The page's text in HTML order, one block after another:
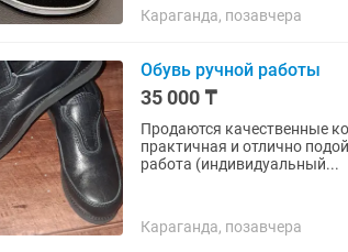
Караганда, позавчера
Обувь ручной работы
35 000 ₸
Продаются качественные
практичная и отлично
работа (индивидуальный...
Караганда, позавчера